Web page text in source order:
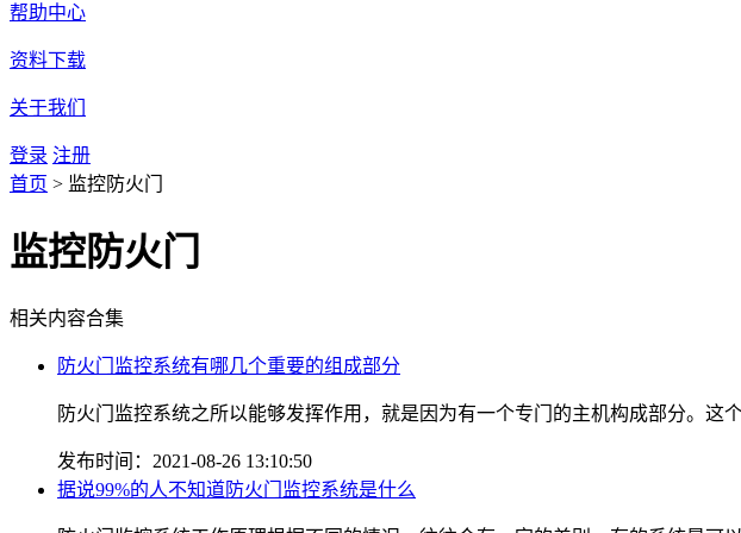
帮助中心
资料下载
关于我们
登录 注册
首页 > 监控防火门
监控防火门
相关内容合集
防火门监控系统有哪几个重要的组成部分
防火门监控系统之所以能够发挥作用，就是因为有一个专门的主机构成部分。这
发布时间：2021-08-26 13:10:50
据说99%的人不知道防火门监控系统是什么